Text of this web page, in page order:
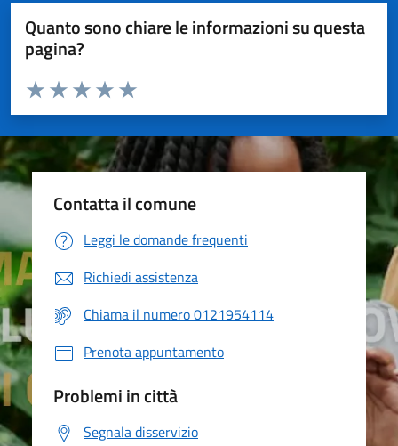
Quanto sono chiare le informazioni su questa
pagina?
Valuta da 1 a 5 stelle la pagina
Valuta 5 stelle su 5
Valuta 4 stelle su 5
Valuta 3 stelle su 5
Valuta 2 stelle su 5
Valuta 1 stelle su 5
Contatta il comune
Leggi le domande frequenti
Richiedi assistenza
Chiama il numero 0121954114
Prenota appuntamento
Problemi in città
Segnala disservizio